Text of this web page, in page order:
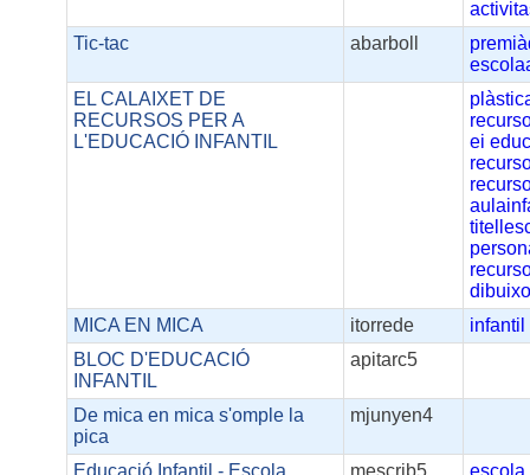
Tic-tac
abarboll
EL CALAIXET DE
RECURSOS PER A
L'EDUCACIÓ INFANTIL
ei
MICA EN MICA
itorrede
infantil
BLOC D'EDUCACIÓ
INFANTIL
apitarc5
De mica en mica s'omple la
pica
mjunyen4